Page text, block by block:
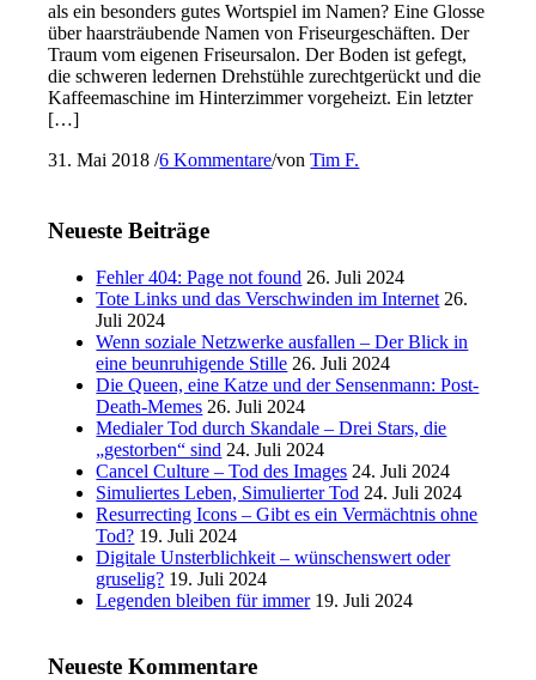
als ein besonders gutes Wortspiel im Namen? Eine Glosse
über haarsträubende Namen von Friseurgeschäften. Der
Traum vom eigenen Friseursalon. Der Boden ist gefegt,
die schweren ledernen Drehstühle zurechtgerückt und die
Kaffeemaschine im Hinterzimmer vorgeheizt. Ein letzter
[…]
31. Mai 2018 /6 Kommentare/vonTim F.
Neueste Beiträge
Fehler 404: Page not found 26. Juli 2024
Tote Links und das Verschwinden im Internet 26.
Juli 2024
Wenn soziale Netzwerke ausfallen – Der Blick in
eine beunruhigende Stille 26. Juli 2024
Die Queen, eine Katze und der Sensenmann: Post-
Death-Memes 26. Juli 2024
Medialer Tod durch Skandale – Drei Stars, die
„gestorben“ sind 24. Juli 2024
Cancel Culture – Tod des Images 24. Juli 2024
Simuliertes Leben, Simulierter Tod 24. Juli 2024
Resurrecting Icons – Gibt es ein Vermächtnis ohne
Tod? 19. Juli 2024
Digitale Unsterblichkeit – wünschenswert oder
gruselig? 19. Juli 2024
Legenden bleiben für immer 19. Juli 2024
Neueste Kommentare